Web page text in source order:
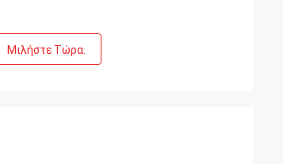
Μιλήστε Τώρα.